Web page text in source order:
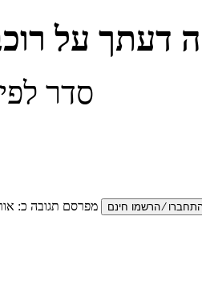
דעתך על
סדר
מפרסם תגובה כ: